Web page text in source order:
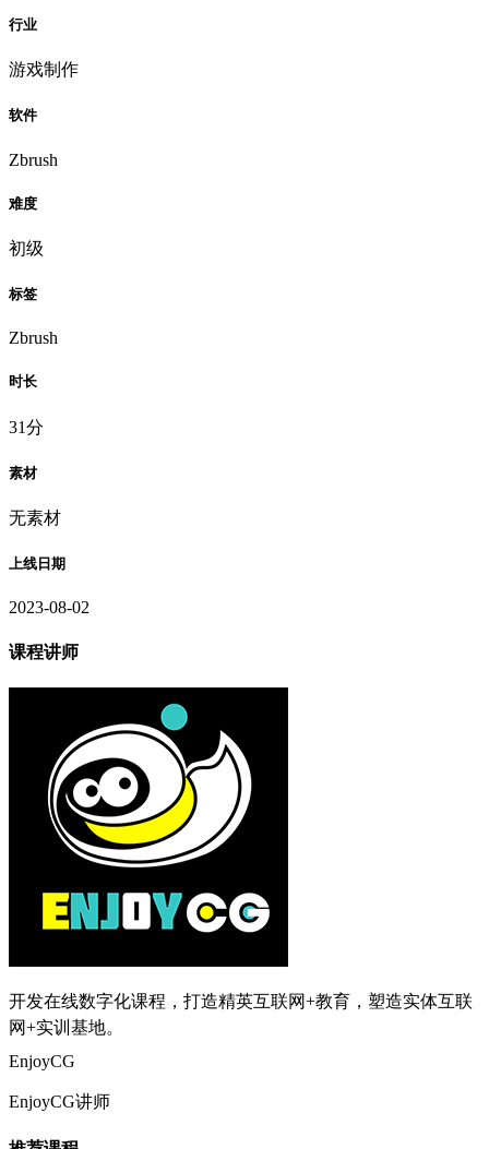
行业
游戏制作
软件
Zbrush
难度
初级
标签
Zbrush
时长
31分
素材
无素材
上线日期
2023-08-02
课程讲师
开发在线数字化课程，打造精英互联网+教育，塑造实体互联
网+实训基地。
EnjoyCG
EnjoyCG讲师